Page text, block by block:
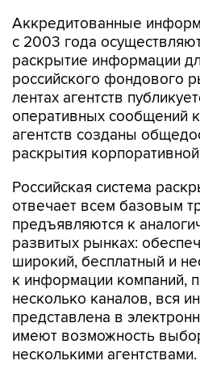
Аккредитованные
с 2003 года
раскрытие информации
российского фондового
лентах агентств
оперативных сообщений
агентств созданы
раскрытия
Российская система
отвечает всем базовым
предъявляются к
развитых рынках:
широкий, бесплатный и
к информации компаний,
несколько каналов, вся
представлена в
имеют возможность
несколькими агентствами.